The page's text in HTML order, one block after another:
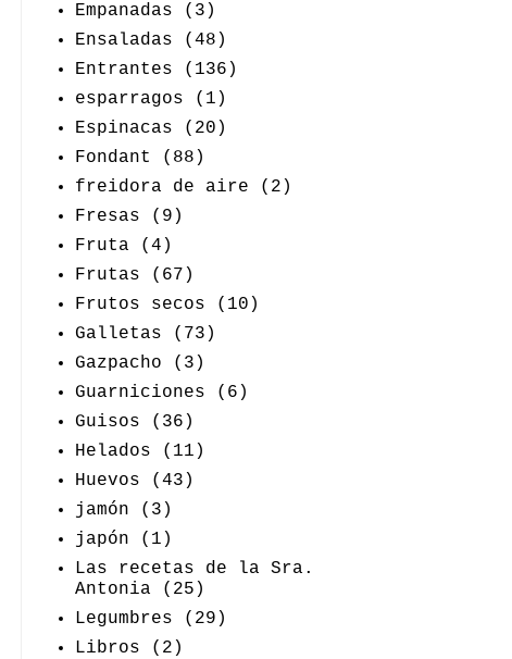
Empanadas
(3)
Ensaladas
(48)
Entrantes
(136)
esparragos
(1)
Espinacas
(20)
Fondant
(88)
freidora de aire
(2)
Fresas
(9)
Fruta
(4)
Frutas
(67)
Frutos secos
(10)
Galletas
(73)
Gazpacho
(3)
Guarniciones
(6)
Guisos
(36)
Helados
(11)
Huevos
(43)
jamón
(3)
japón
(1)
Las recetas de la Sra.
Antonia
(25)
Legumbres
(29)
Libros
(2)